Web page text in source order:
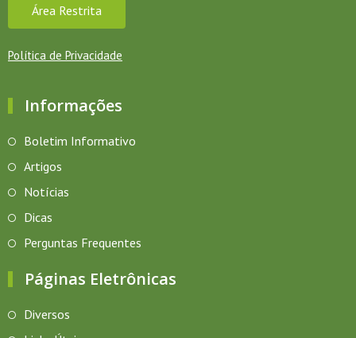
Área Restrita
Política de Privacidade
Informações
Boletim Informativo
Artigos
Notícias
Dicas
Perguntas Frequentes
Páginas Eletrônicas
Diversos